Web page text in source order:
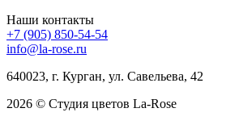
Наши контакты
+7 (905) 850-54-54
info@la-rose.ru
640023, г. Курган, ул. Савельева, 42
2026 © Студия цветов La-Rose